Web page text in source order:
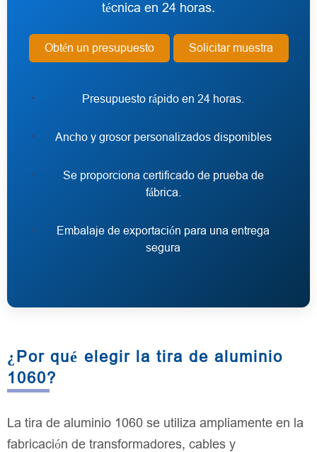
técnica en 24 horas.
Obtén un presupuesto Solicitar muestra
Presupuesto rápido en 24 horas.
Ancho y grosor personalizados disponibles
Se proporciona certificado de prueba de
fábrica.
Embalaje de exportación para una entrega
segura
¿Por qué elegir la tira de aluminio
1060?
La tira de aluminio 1060 se utiliza ampliamente en la
fabricación de transformadores, cables y